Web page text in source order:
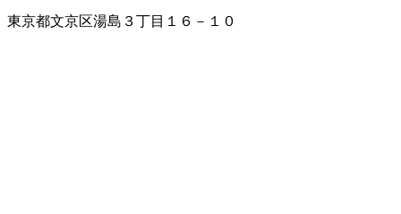
東京都文京区湯島３丁目１６－１０